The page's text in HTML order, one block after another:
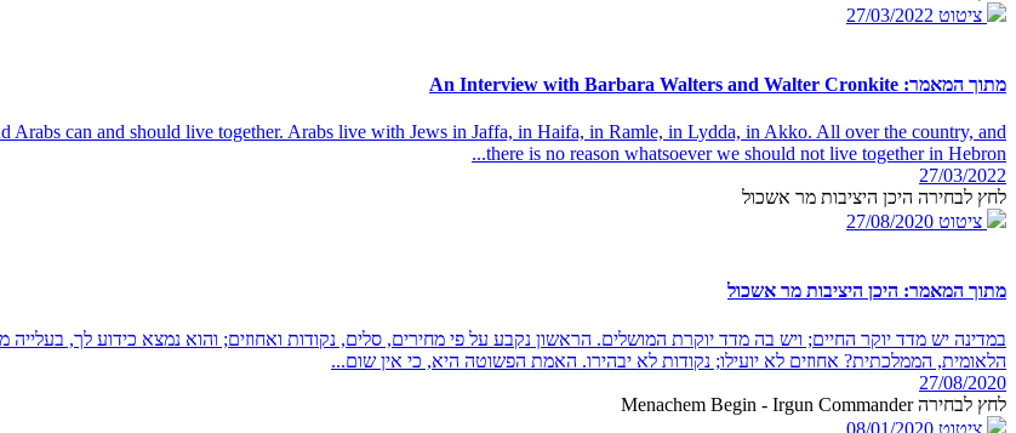
ציטוט 27/03/2022
מתוך המאמר: An Interview with Barbara Walters and Walter Cronkite
Arabs can and should live together. Arabs live with Jews in Jaffa, in Haifa, in Ramle, in Lydda, in Akko. All over the country, and
there is no reason whatsoever we should not live together in Hebron...
27/03/2022
לחץ לבחירה היכן היציבות מר אשכול
ציטוט 27/08/2020
מתוך המאמר: היכן היציבות מר אשכול
במדינה יש מדד יוקר החיים; ויש בה מדד יוקרת המושלים. הראשון נקבע על פי מחירים, סלים, נקודות ואחוזים; והוא נמצא כידוע לך,
הלאומית, הממלכתית? אחוזים לא יועילו; נקודות לא יבהירו. האמת הפשוטה היא, כי אין שום...
27/08/2020
לחץ לבחירה Menachem Begin - Irgun Commander
ציטוט 08/01/2020